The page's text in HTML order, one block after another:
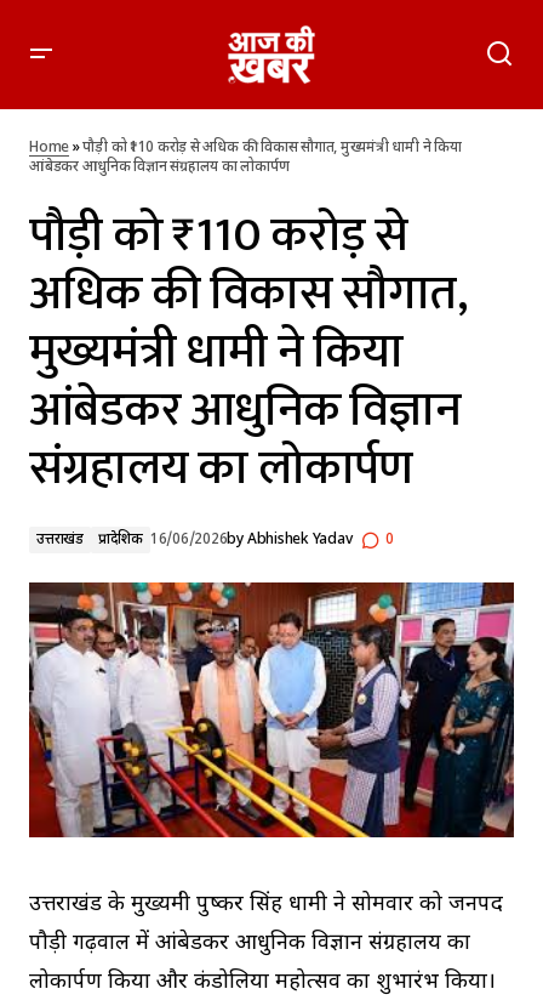
आंबेडकर आधुनिक विज्ञान संग्रहालय का लोकार्पण
Home»पौड़ी को ₹110 करोड़ से अधिक की विकास सौगात, मुख्यमंत्री धामी ने किया
आंबेडकर आधुनिक विज्ञान संग्रहालय का लोकार्पण
पौड़ी को ₹110 करोड़ से
अधिक की विकास सौगात,
मुख्यमंत्री धामी ने किया
आंबेडकर आधुनिक विज्ञान
संग्रहालय का लोकार्पण
उत्तराखंड प्रादेशिक 16/06/2026byAbhishek Yadav 0
उत्तराखंड के मुख्यमंत्री पुष्कर सिंह धामी ने सोमवार को जनपद
पौड़ी गढ़वाल में आंबेडकर आधुनिक विज्ञान संग्रहालय का
लोकार्पण किया और कंडोलिया महोत्सव का शुभारंभ किया।